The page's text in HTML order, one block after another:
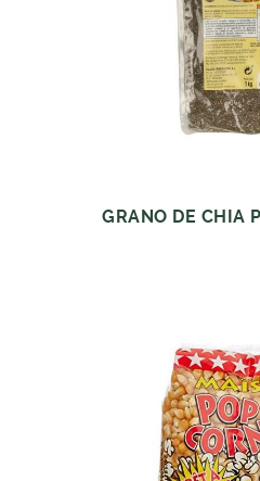
GRANO DE CHIA